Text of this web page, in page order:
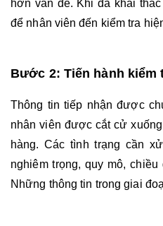
hơn vấn đề. Khi đã khai
để nhân viên đến kiểm tra
Bước 2: Tiến hành
Thông tin tiếp nhận được
nhân viên được cắt cử
hàng. Các tình trạng cần
nghiêm trọng, quy mô,
Những thông tin trong giai